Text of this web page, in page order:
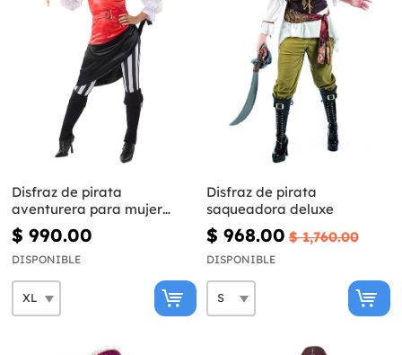
Disfraz de pirata
aventurera para mujer
talla grande
$ 990.00
DISPONIBLE
Disfraz de pirata
saqueadora deluxe
$ 968.00 $ 1,760.00
DISPONIBLE